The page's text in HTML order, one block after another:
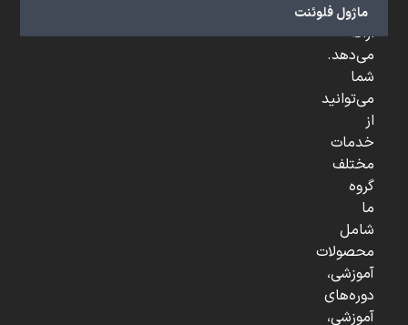
ماژول فلوئنت
...
ارائه
می‌دهد.
شما
می‌توانید
از
خدمات
مختلف
گروه
ما
شامل
محصولات
آموزشی،
دوره‌های
آموزشی،